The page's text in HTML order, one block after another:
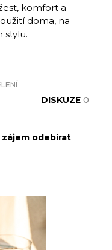
komfort a
doma, na
stylu.
DISKUZE 0